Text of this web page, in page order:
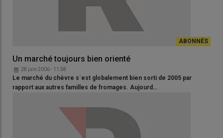
Un marché toujours bien orienté
28 juin 2006 - 11:58
Le marché du chèvre s´est globalement bien sorti de 2005 par
rapport aux autres familles de fromages. Aujourd…